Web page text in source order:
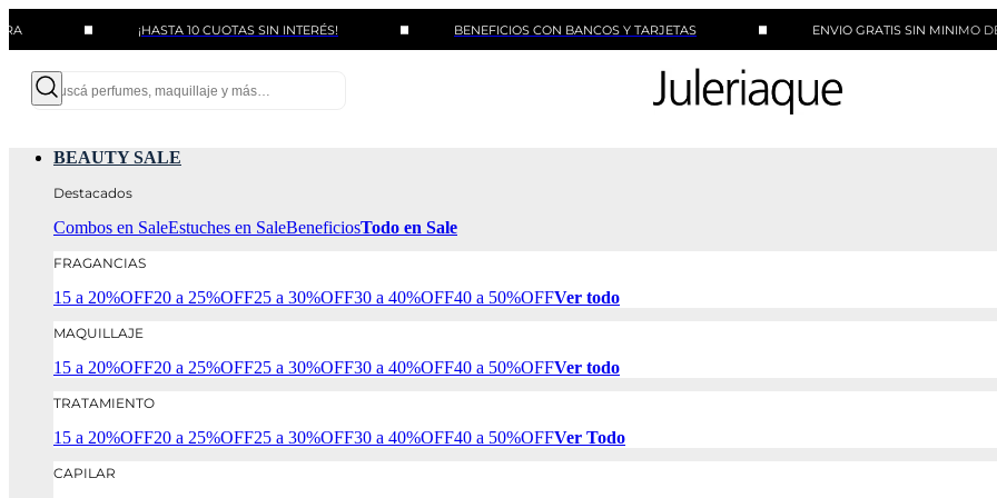
¡HASTA 10 CUOTAS SIN INTERÉS! BENEFICIOS CON BANCOS Y TARJETAS ENVIO GRATIS SIN MINIMO DE
BEAUTY SALE
Destacados
Combos en SaleEstuches en SaleBeneficiosTodo en Sale
FRAGANCIAS
15 a 20%OFF20 a 25%OFF25 a 30%OFF30 a 40%OFF40 a 50%OFFVer todo
MAQUILLAJE
15 a 20%OFF20 a 25%OFF25 a 30%OFF30 a 40%OFF40 a 50%OFFVer todo
TRATAMIENTO
15 a 20%OFF20 a 25%OFF25 a 30%OFF30 a 40%OFF40 a 50%OFFVer Todo
CAPILAR